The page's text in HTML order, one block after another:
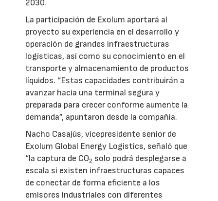
2030.
La participación de Exolum aportará al
proyecto su experiencia en el desarrollo y
operación de grandes infraestructuras
logísticas, así como su conocimiento en el
transporte y almacenamiento de productos
líquidos. “Estas capacidades contribuirán a
avanzar hacia una terminal segura y
preparada para crecer conforme aumente la
demanda”, apuntaron desde la compañía.
Nacho Casajús, vicepresidente senior de
Exolum Global Energy Logistics, señaló que
“la captura de CO2 solo podrá desplegarse a
escala si existen infraestructuras capaces
de conectar de forma eficiente a los
emisores industriales con diferentes